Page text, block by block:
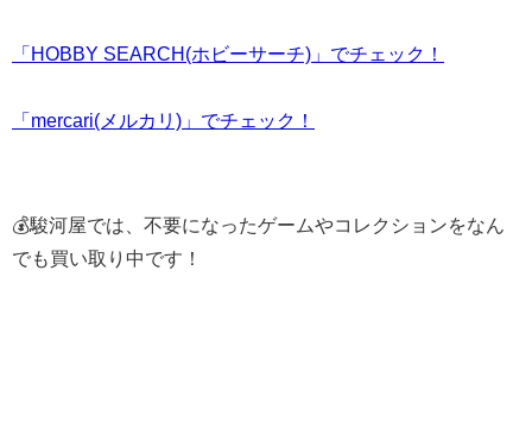
「HOBBY SEARCH(ホビーサーチ)」でチェック！
「mercari(メルカリ)」でチェック！
💰駿河屋では、不要になったゲームやコレクションをなん
でも買い取り中です！